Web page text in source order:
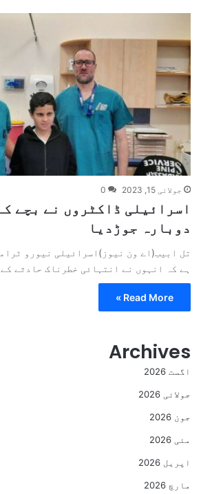
جولائی 15, 2023 0
اسرائیلی ڈاکٹروں نے بچے
دوبارہ جوڑدیا
تل ابیب(اے ون نیوز)اسرائیلی نیورو
ہے کہ انہوں نے انتہائی خطرناک حادثے
Read More »
Archives
اگست 2026
جولائی 2026
جون 2026
مئی 2026
اپریل 2026
مارچ 2026